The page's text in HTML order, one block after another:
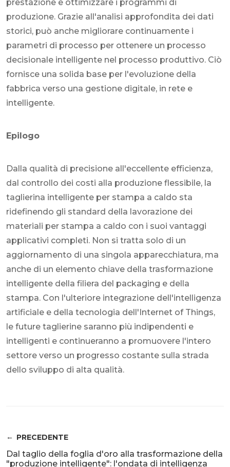
prestazione e ottimizzare i programmi di
produzione. Grazie all'analisi approfondita dei dati
storici, può anche migliorare continuamente i
parametri di processo per ottenere un processo
decisionale intelligente nel processo produttivo. Ciò
fornisce una solida base per l'evoluzione della
fabbrica verso una gestione digitale, in rete e
intelligente.
Epilogo
Dalla qualità di precisione all'eccellente efficienza,
dal controllo dei costi alla produzione flessibile, la
taglierina intelligente per stampa a caldo sta
ridefinendo gli standard della lavorazione dei
materiali per stampa a caldo con i suoi vantaggi
applicativi completi. Non si tratta solo di un
aggiornamento di una singola apparecchiatura, ma
anche di un elemento chiave della trasformazione
intelligente della filiera del packaging e della
stampa. Con l'ulteriore integrazione dell'intelligenza
artificiale e della tecnologia dell'Internet of Things,
le future taglierine saranno più indipendenti e
intelligenti e continueranno a promuovere l'intero
settore verso un progresso costante sulla strada
dello sviluppo di alta qualità.
PRECEDENTE
Dal taglio della foglia d'oro alla trasformazione della
"produzione intelligente": l'ondata di intelligenza